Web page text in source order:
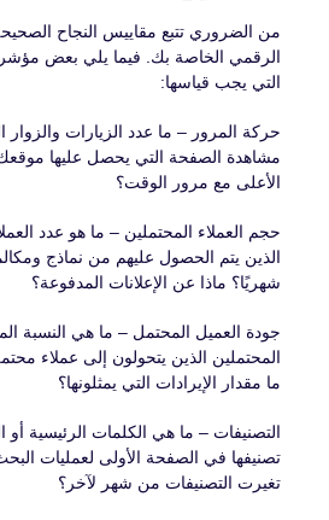
من الضروري تتبع مقاييس النجاح
الرقمي الخاصة بك. فيما يلي بعض
التي يجب قياسها:
حركة المرور – ما عدد الزيارات والزوار
مشاهدة الصفحة التي يحصل عليها
الأعلى مع مرور الوقت؟
حجم العملاء المحتملين – ما هو عدد
الذين يتم الحصول عليهم من نماذج
شهريًا؟ ماذا عن الإعلانات المدفوعة؟
جودة العميل المحتمل – ما هي النسبة
المحتملين الذين يتحولون إلى عملاء
ما مقدار الإيرادات التي يمثلونها؟
التصنيفات – ما هي الكلمات الرئيسية أو
تصنيفها في الصفحة الأولى لعمليات
تغيرت التصنيفات من شهر لآخر؟